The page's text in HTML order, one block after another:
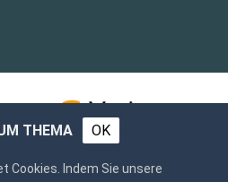
THEMA OK
Cookies. Indem Sie unsere